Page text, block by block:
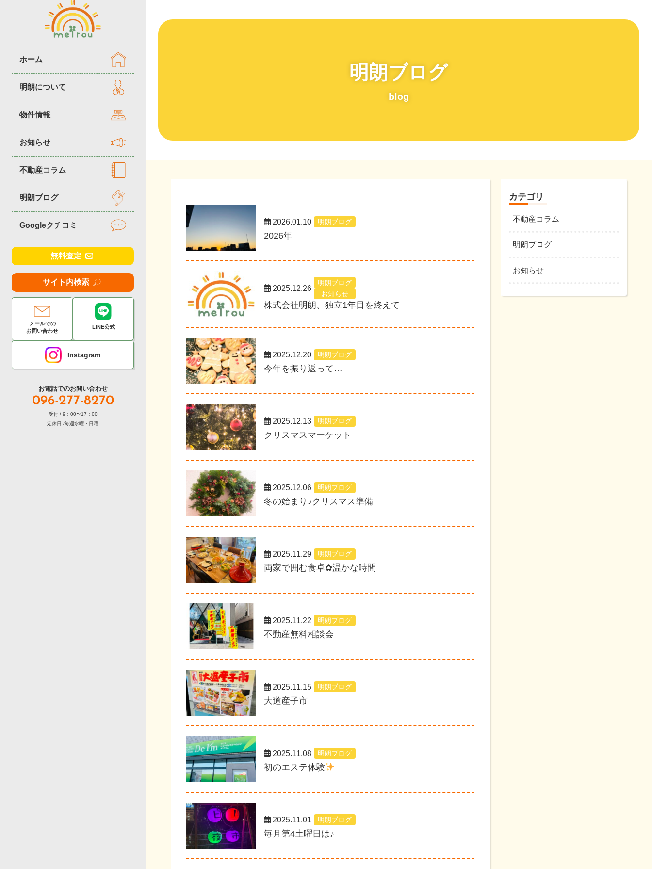
ホーム
明朗について
物件情報
お知らせ
不動産コラム
明朗ブログ
Googleクチコミ
無料査定
サイト内検索
メールでの
お問い合わせ
LINE公式
Instagram
お電話でのお問い合わせ
096-277-8270
受付 / 9：00〜17：00
定休日 /毎週水曜・日曜
明朗ブログ
blog
2026.01.10 明朗ブログ
2026年
2025.12.26
明朗ブログ
お知らせ
株式会社明朗、独立1年目を終えて
2025.12.20 明朗ブログ
今年を振り返って…
2025.12.13 明朗ブログ
クリスマスマーケット
2025.12.06 明朗ブログ
冬の始まり♪クリスマス準備
2025.11.29 明朗ブログ
両家で囲む食卓✿温かな時間
2025.11.22 明朗ブログ
不動産無料相談会
2025.11.15 明朗ブログ
大道産子市
2025.11.08 明朗ブログ
初のエステ体験
2025.11.01 明朗ブログ
毎月第4土曜日は♪
カテゴリ
不動産コラム
明朗ブログ
お知らせ